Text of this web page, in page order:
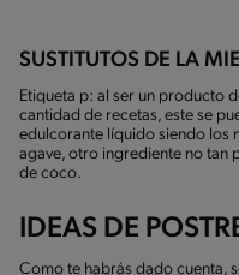
SUSTITUTOS DE LA
Etiqueta p: al ser un producto
cantidad de recetas, este se
edulcorante líquido siendo los
agave, otro ingrediente no tan
de coco.
IDEAS DE
Como te habrás dado cuenta,